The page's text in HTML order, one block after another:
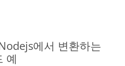
에서 변환하는
예